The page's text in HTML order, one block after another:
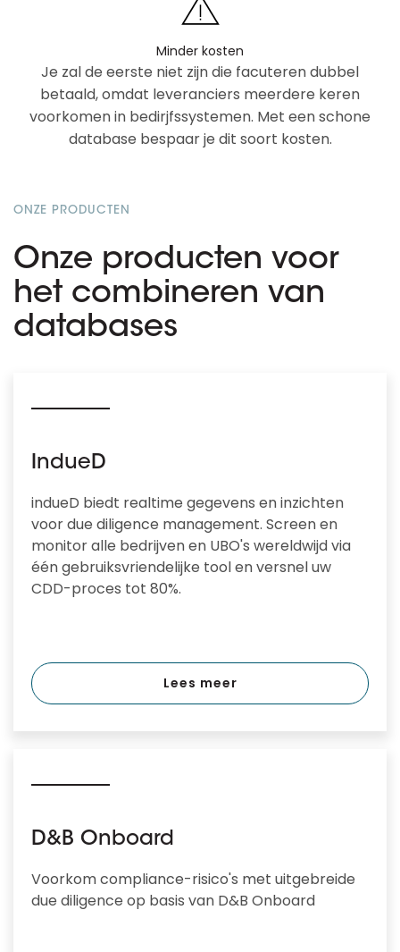
Minder kosten
Je zal de eerste niet zijn die facuteren dubbel
betaald, omdat leveranciers meerdere keren
voorkomen in bedirjfssystemen. Met een schone
database bespaar je dit soort kosten.
ONZE PRODUCTEN
Onze producten voor
het combineren van
databases
IndueD
indueD biedt realtime gegevens en inzichten
voor due diligence management. Screen en
monitor alle bedrijven en UBO's wereldwijd via
één gebruiksvriendelijke tool en versnel uw
CDD-proces tot 80%.
Lees meer
D&B Onboard
Voorkom compliance-risico's met uitgebreide
due diligence op basis van D&B Onboard